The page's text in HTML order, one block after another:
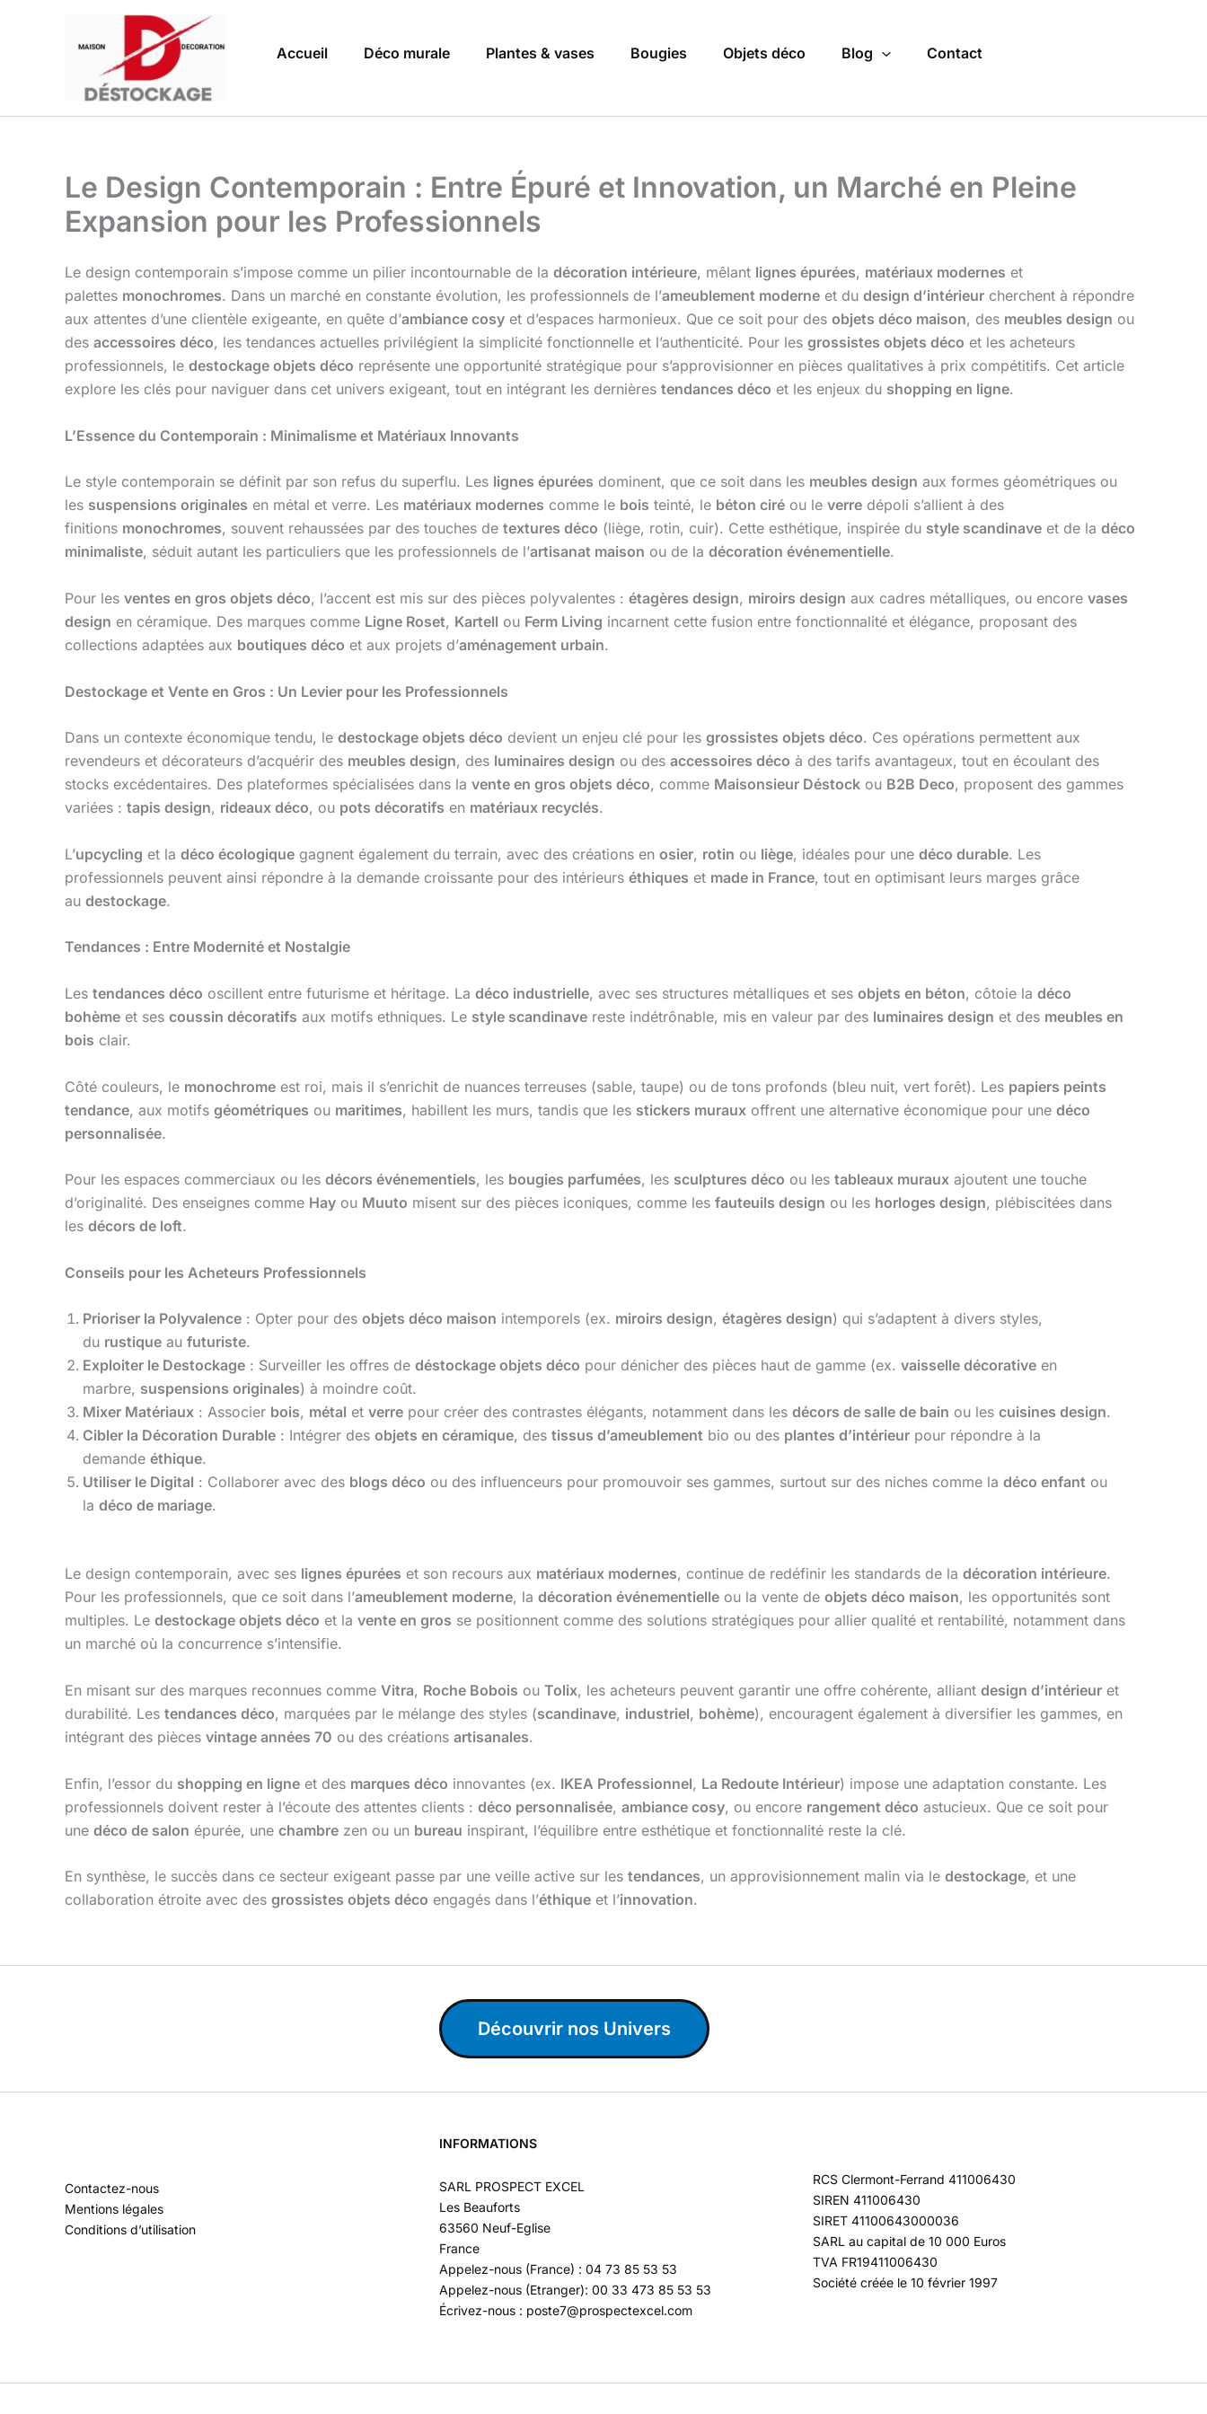
Accueil Déco murale Plantes & vases Bougies Objets déco Blog Contact
Le Design Contemporain : Entre Épuré et Innovation, un Marché en Pleine
Expansion pour les Professionnels
Le design contemporain s’impose comme un pilier incontournable de la décoration intérieure, mêlant lignes épurées, matériaux modernes et
palettes monochromes. Dans un marché en constante évolution, les professionnels de l’ameublement moderne et du design d’intérieur cherchent à répondre
aux attentes d’une clientèle exigeante, en quête d’ambiance cosy et d’espaces harmonieux. Que ce soit pour des objets déco maison, des meubles design ou
des accessoires déco, les tendances actuelles privilégient la simplicité fonctionnelle et l’authenticité. Pour les grossistes objets déco et les acheteurs
professionnels, le destockage objets déco représente une opportunité stratégique pour s’approvisionner en pièces qualitatives à prix compétitifs. Cet article
explore les clés pour naviguer dans cet univers exigeant, tout en intégrant les dernières tendances déco et les enjeux du shopping en ligne.
L’Essence du Contemporain : Minimalisme et Matériaux Innovants
Le style contemporain se définit par son refus du superflu. Les lignes épurées dominent, que ce soit dans les meubles design aux formes géométriques ou
les suspensions originales en métal et verre. Les matériaux modernes comme le bois teinté, le béton ciré ou le verre dépoli s’allient à des
finitions monochromes, souvent rehaussées par des touches de textures déco (liège, rotin, cuir). Cette esthétique, inspirée du style scandinave et de la déco
minimaliste, séduit autant les particuliers que les professionnels de l’artisanat maison ou de la décoration événementielle.
Pour les ventes en gros objets déco, l’accent est mis sur des pièces polyvalentes : étagères design, miroirs design aux cadres métalliques, ou encore vases
design en céramique. Des marques comme Ligne Roset, Kartell ou Ferm Living incarnent cette fusion entre fonctionnalité et élégance, proposant des
collections adaptées aux boutiques déco et aux projets d’aménagement urbain.
Destockage et Vente en Gros : Un Levier pour les Professionnels
Dans un contexte économique tendu, le destockage objets déco devient un enjeu clé pour les grossistes objets déco. Ces opérations permettent aux
revendeurs et décorateurs d’acquérir des meubles design, des luminaires design ou des accessoires déco à des tarifs avantageux, tout en écoulant des
stocks excédentaires. Des plateformes spécialisées dans la vente en gros objets déco, comme Maisonsieur Déstock ou B2B Deco, proposent des gammes
variées : tapis design, rideaux déco, ou pots décoratifs en matériaux recyclés.
L’upcycling et la déco écologique gagnent également du terrain, avec des créations en osier, rotin ou liège, idéales pour une déco durable. Les
professionnels peuvent ainsi répondre à la demande croissante pour des intérieurs éthiques et made in France, tout en optimisant leurs marges grâce
au destockage.
Tendances : Entre Modernité et Nostalgie
Les tendances déco oscillent entre futurisme et héritage. La déco industrielle, avec ses structures métalliques et ses objets en béton, côtoie la déco
bohème et ses coussin décoratifs aux motifs ethniques. Le style scandinave reste indétrônable, mis en valeur par des luminaires design et des meubles en
bois clair.
Côté couleurs, le monochrome est roi, mais il s’enrichit de nuances terreuses (sable, taupe) ou de tons profonds (bleu nuit, vert forêt). Les papiers peints
tendance, aux motifs géométriques ou maritimes, habillent les murs, tandis que les stickers muraux offrent une alternative économique pour une déco
personnalisée.
Pour les espaces commerciaux ou les décors événementiels, les bougies parfumées, les sculptures déco ou les tableaux muraux ajoutent une touche
d’originalité. Des enseignes comme Hay ou Muuto misent sur des pièces iconiques, comme les fauteuils design ou les horloges design, plébiscitées dans
les décors de loft.
Conseils pour les Acheteurs Professionnels
Prioriser la Polyvalence : Opter pour des objets déco maison intemporels (ex. miroirs design, étagères design) qui s’adaptent à divers styles,
du rustique au futuriste.
Exploiter le Destockage : Surveiller les offres de déstockage objets déco pour dénicher des pièces haut de gamme (ex. vaisselle décorative en
marbre, suspensions originales) à moindre coût.
Mixer Matériaux : Associer bois, métal et verre pour créer des contrastes élégants, notamment dans les décors de salle de bain ou les cuisines design.
Cibler la Décoration Durable : Intégrer des objets en céramique, des tissus d’ameublement bio ou des plantes d’intérieur pour répondre à la
demande éthique.
Utiliser le Digital : Collaborer avec des blogs déco ou des influenceurs pour promouvoir ses gammes, surtout sur des niches comme la déco enfant ou
la déco de mariage.
Le design contemporain, avec ses lignes épurées et son recours aux matériaux modernes, continue de redéfinir les standards de la décoration intérieure.
Pour les professionnels, que ce soit dans l’ameublement moderne, la décoration événementielle ou la vente de objets déco maison, les opportunités sont
multiples. Le destockage objets déco et la vente en gros se positionnent comme des solutions stratégiques pour allier qualité et rentabilité, notamment dans
un marché où la concurrence s’intensifie.
En misant sur des marques reconnues comme Vitra, Roche Bobois ou Tolix, les acheteurs peuvent garantir une offre cohérente, alliant design d’intérieur et
durabilité. Les tendances déco, marquées par le mélange des styles (scandinave, industriel, bohème), encouragent également à diversifier les gammes, en
intégrant des pièces vintage années 70 ou des créations artisanales.
Enfin, l’essor du shopping en ligne et des marques déco innovantes (ex. IKEA Professionnel, La Redoute Intérieur) impose une adaptation constante. Les
professionnels doivent rester à l’écoute des attentes clients : déco personnalisée, ambiance cosy, ou encore rangement déco astucieux. Que ce soit pour
une déco de salon épurée, une chambre zen ou un bureau inspirant, l’équilibre entre esthétique et fonctionnalité reste la clé.
En synthèse, le succès dans ce secteur exigeant passe par une veille active sur les tendances, un approvisionnement malin via le destockage, et une
collaboration étroite avec des grossistes objets déco engagés dans l’éthique et l’innovation.
Découvrir nos Univers
Contactez-nous
Mentions légales
Conditions d’utilisation
INFORMATIONS
SARL PROSPECT EXCEL
Les Beauforts
63560 Neuf-Eglise
France
Appelez-nous (France) : 04 73 85 53 53
Appelez-nous (Etranger): 00 33 473 85 53 53
Écrivez-nous : poste7@prospectexcel.com
RCS Clermont-Ferrand 411006430
SIREN 411006430
SIRET 41100643000036
SARL au capital de 10 000 Euros
TVA FR19411006430
Société créée le 10 février 1997